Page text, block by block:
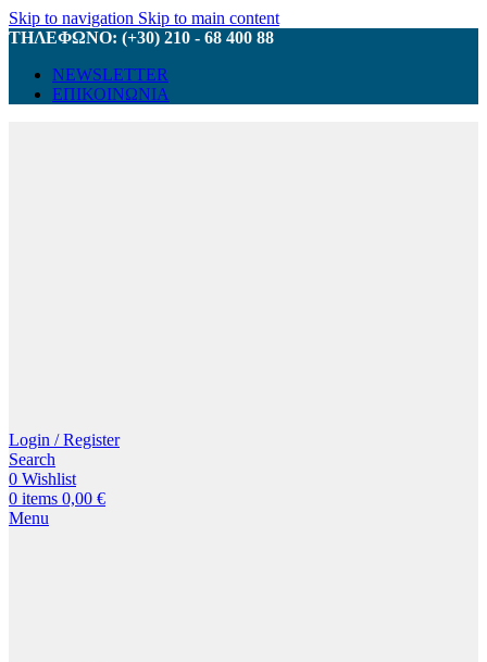
Skip to navigation Skip to main content
ΤΗΛΕΦΩΝΟ: (+30) 210 - 68 400 88
NEWSLETTER
ΕΠΙΚΟΙΝΩΝΙΑ
Login / Register
Search
0 Wishlist
0 items 0,00 €
Menu